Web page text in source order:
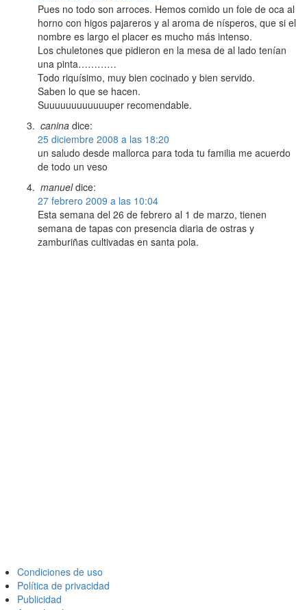
Pues no todo son arroces. Hemos comido un foie de oca al
horno con higos pajareros y al aroma de nísperos, que si el
nombre es largo el placer es mucho más intenso.
Los chuletones que pidieron en la mesa de al lado tenían
una pinta…………
Todo riquísimo, muy bien cocinado y bien servido.
Saben lo que se hacen.
Suuuuuuuuuuuuper recomendable.
canina dice:
25 diciembre 2008 a las 18:20
un saludo desde mallorca para toda tu familia me acuerdo
de todo un veso
manuel dice:
27 febrero 2009 a las 10:04
Esta semana del 26 de febrero al 1 de marzo, tienen
semana de tapas con presencia diaria de ostras y
zamburiñas cultivadas en santa pola.
Condiciones de uso
Política de privacidad
Publicidad